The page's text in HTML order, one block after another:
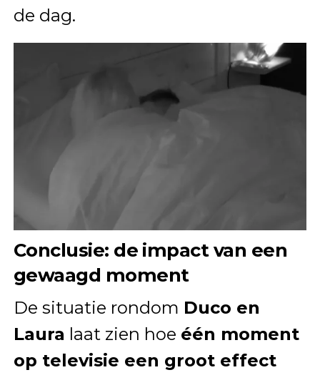
de dag.
Conclusie: de impact van een
gewaagd moment
De situatie rondom Duco en
Laura laat zien hoe één moment
op televisie een groot effect